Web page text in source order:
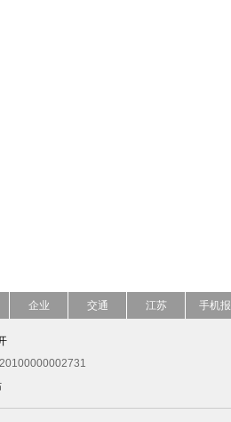
企业 交通 江苏 手机报